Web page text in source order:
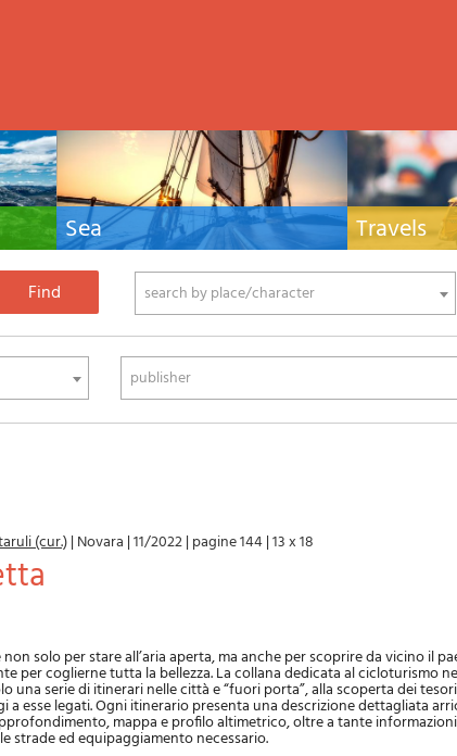
Sea
Nautical manuals, nautical cartography, books
and literature for sailboat and motor
Travels
Travel guides
Europe and the
search by place/character
publisher
(cur.)| Novara |11/2022| pagine 144|13 x 18
solo per stare all’aria aperta, ma anche per scoprire da vicino il
per coglierne tutta la bellezza. La collana dedicata al cicloturismo
una serie di itinerari nelle città e “fuori porta”, alla scoperta dei
a esse legati. Ogni itinerario presenta una descrizione dettagliata
mappa e profilo altimetrico, oltre a tante
strade ed equipaggiamento necessario.